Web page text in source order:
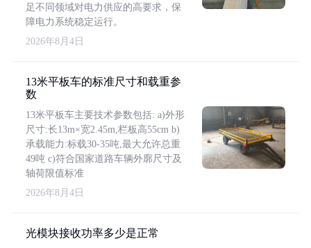
足不同领域对电力供应的高要求，保
障电力系统稳定运行。
2026年8月4日
13米平板车的标准尺寸和载重参
数
13米平板车主要技术参数包括: a)外形
尺寸:长13m×宽2.45m,栏板高55cm b)
承载能力:标载30-35吨,最大允许总重
49吨 c)符合国家道路车辆外廓尺寸及
轴荷限值标准
2026年8月4日
光模块接收功率多少是正常